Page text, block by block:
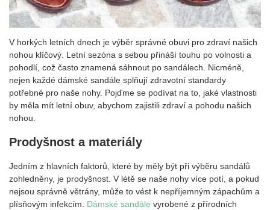
V horkých letních dnech je výběr správné obuvi pro zdraví našich
nohou klíčový. Letní sezóna s sebou přináší touhu po volnosti a
pohodlí, což často znamená sáhnout po sandálech. Nicméně,
nejen každé dámské sandále splňují zdravotní standardy
potřebné pro naše nohy. Pojďme se podívat na to, jaké vlastnosti
by měla mít letní obuv, abychom zajistili zdraví a pohodu našich
nohou.
Prodyšnost a materiály
Jedním z hlavních faktorů, které by měly být při výběru sandálů
zohledněny, je prodyšnost. V létě se naše nohy více potí, a pokud
nejsou správně větrány, může to vést k nepříjemným zápachům a
plísňovým infekcím. Dámské sandále vyrobené z přírodních